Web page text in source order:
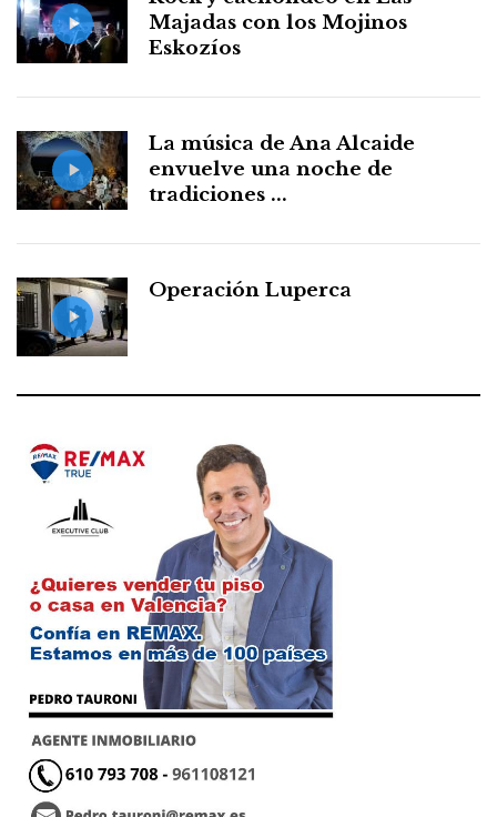
Majadas con los Mojinos
Eskozíos
La música de Ana Alcaide
envuelve una noche de
tradiciones ...
Operación Luperca